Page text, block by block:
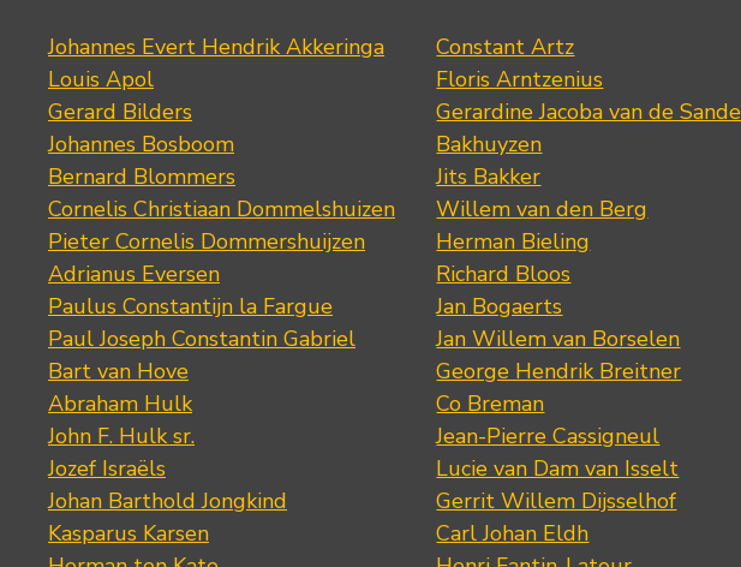
Johannes Evert Hendrik Akkeringa
Louis Apol
Gerard Bilders
Johannes Bosboom
Bernard Blommers
Cornelis Christiaan Dommelshuizen
Pieter Cornelis Dommershuijzen
Adrianus Eversen
Paulus Constantijn la Fargue
Paul Joseph Constantin Gabriel
Bart van Hove
Abraham Hulk
John F. Hulk sr.
Jozef Israëls
Johan Barthold Jongkind
Kasparus Karsen
Constant Artz
Floris Arntzenius
Gerardine Jacoba van de Sande
Bakhuyzen
Jits Bakker
Willem van den Berg
Herman Bieling
Richard Bloos
Jan Bogaerts
Jan Willem van Borselen
George Hendrik Breitner
Co Breman
Jean-Pierre Cassigneul
Lucie van Dam van Isselt
Gerrit Willem Dijsselhof
Carl Johan Eldh